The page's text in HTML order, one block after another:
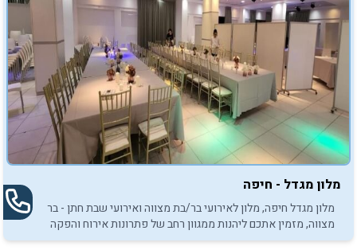
מלון מגדל - חיפה
מלון מגדל חיפה, מלון לאירועי בר/בת מצווה ואירועי שבת חתן - בר
מצווה, מזמין אתכם ליהנות ממגוון רחב של פתרונות אירוח והפקה
בהתאמה אישית.